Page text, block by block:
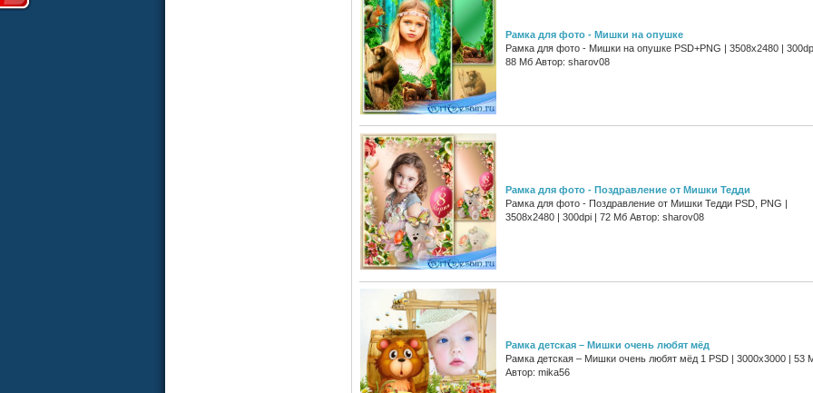
Рамка для фото - Мишки на опушке
Рамка для фото - Мишки на опушке PSD+PNG | 3508x2480 |
88 Мб Автор: sharov08
Рамка для фото - Поздравление от Мишки Тедди
Рамка для фото - Поздравление от Мишки Тедди PSD, PNG |
3508x2480 | 300dpi | 72 Мб Автор: sharov08
Рамка детская – Мишки очень любят мёд
Рамка детская – Мишки очень любят мёд 1 PSD | 3000х3000 | 53
Автор: mika56